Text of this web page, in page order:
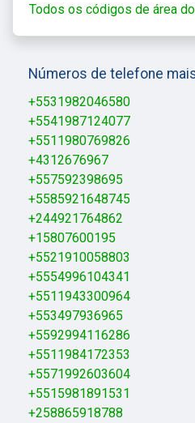
Todos os códigos de área
Números de telefone
+5531982046580
+5541987124077
+5511980769826
+4312676967
+557592398695
+5585921648745
+244921764862
+15807600195
+5521910058803
+5554996104341
+5511943300964
+553497936965
+5592994116286
+5511984172353
+5571992603604
+5515981891531
+258865918788